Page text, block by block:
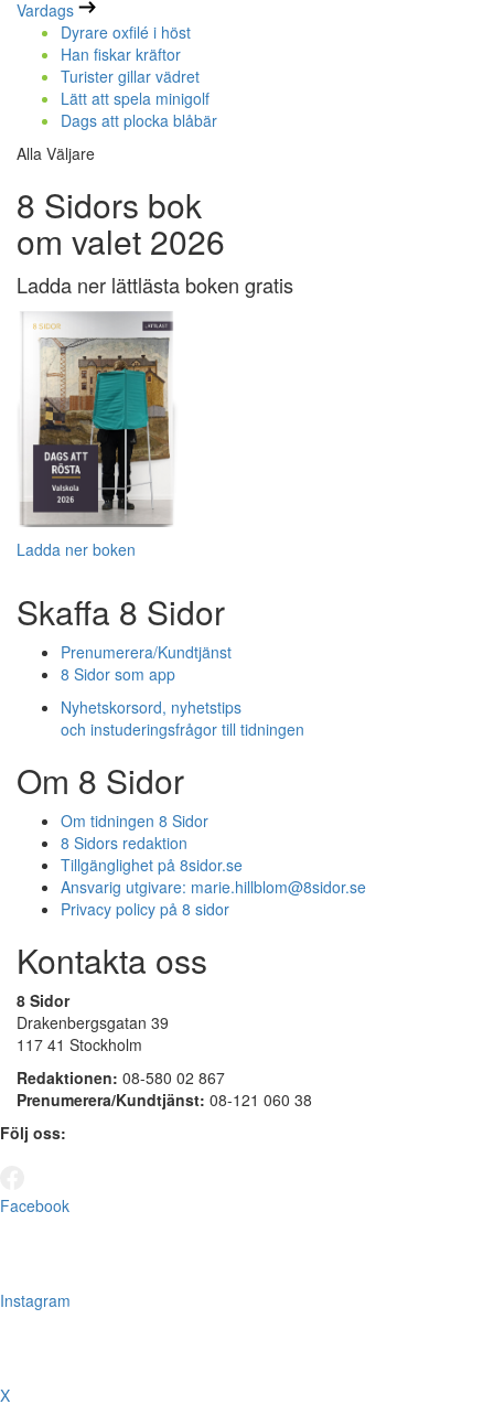
Vardags
Dyrare oxfilé i höst
Han fiskar kräftor
Turister gillar vädret
Lätt att spela minigolf
Dags att plocka blåbär
Alla Väljare
8 Sidors bok
om valet 2026
Ladda ner lättlästa boken gratis
Ladda ner boken
Skaffa 8 Sidor
Prenumerera/Kundtjänst
8 Sidor som app
Nyhetskorsord, nyhetstips
och instuderingsfrågor till tidningen
Om 8 Sidor
Om tidningen 8 Sidor
8 Sidors redaktion
Tillgänglighet på 8sidor.se
Ansvarig utgivare: marie.hillblom@8sidor.se
Privacy policy på 8 sidor
Kontakta oss
8 Sidor
Drakenbergsgatan 39
117 41 Stockholm
Redaktionen: 08-580 02 867
Prenumerera/Kundtjänst: 08-121 060 38
Följ oss:
Facebook
Instagram
X